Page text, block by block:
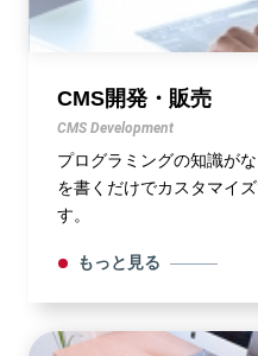
CMS開発・販売
CMS Development
プログラミングの知識が
を書くだけでカスタマイ
す。
もっと見る